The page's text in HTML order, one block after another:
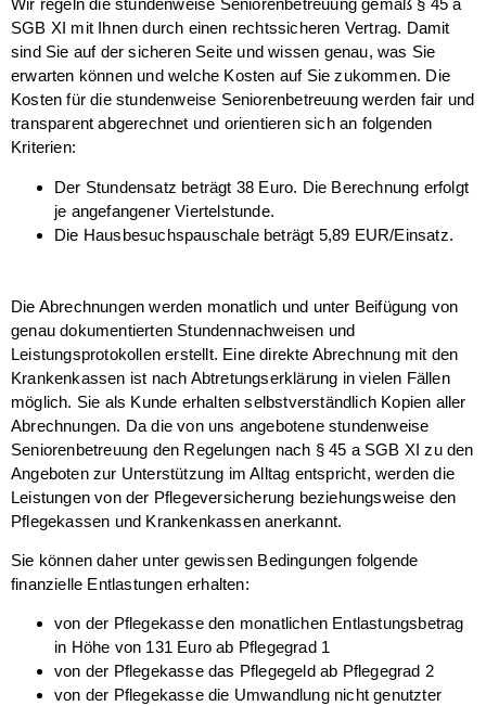
Wir regeln die stundenweise Seniorenbetreuung gemäß § 45 a
SGB XI mit Ihnen durch einen rechtssicheren Vertrag. Damit
sind Sie auf der sicheren Seite und wissen genau, was Sie
erwarten können und welche Kosten auf Sie zukommen. Die
Kosten für die stundenweise Seniorenbetreuung werden fair und
transparent abgerechnet und orientieren sich an folgenden
Kriterien:
Der Stundensatz beträgt 38 Euro. Die Berechnung erfolgt
je angefangener Viertelstunde.
Die Hausbesuchspauschale beträgt 5,89 EUR/Einsatz.
Die Abrechnungen werden monatlich und unter Beifügung von
genau dokumentierten Stundennachweisen und
Leistungsprotokollen erstellt. Eine direkte Abrechnung mit den
Krankenkassen ist nach Abtretungserklärung in vielen Fällen
möglich. Sie als Kunde erhalten selbstverständlich Kopien aller
Abrechnungen. Da die von uns angebotene stundenweise
Seniorenbetreuung den Regelungen nach § 45 a SGB XI zu den
Angeboten zur Unterstützung im Alltag entspricht, werden die
Leistungen von der Pflegeversicherung beziehungsweise den
Pflegekassen und Krankenkassen anerkannt.
Sie können daher unter gewissen Bedingungen folgende
finanzielle Entlastungen erhalten:
von der Pflegekasse den monatlichen Entlastungsbetrag
in Höhe von 131 Euro ab Pflegegrad 1
von der Pflegekasse das Pflegegeld ab Pflegegrad 2
von der Pflegekasse die Umwandlung nicht genutzter